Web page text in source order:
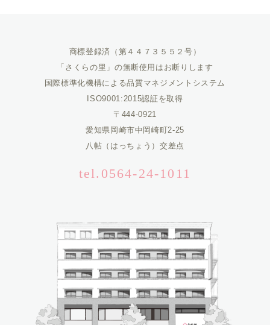
商標登録済（第４４７３５５２号）
「さくらの里」の無断使用はお断りします
国際標準化機構による品質マネジメントシステム
ISO9001:2015認証を取得
〒444-0921
愛知県岡崎市中岡崎町2-25
八帖（はっちょう）交差点
tel.0564-24-1011